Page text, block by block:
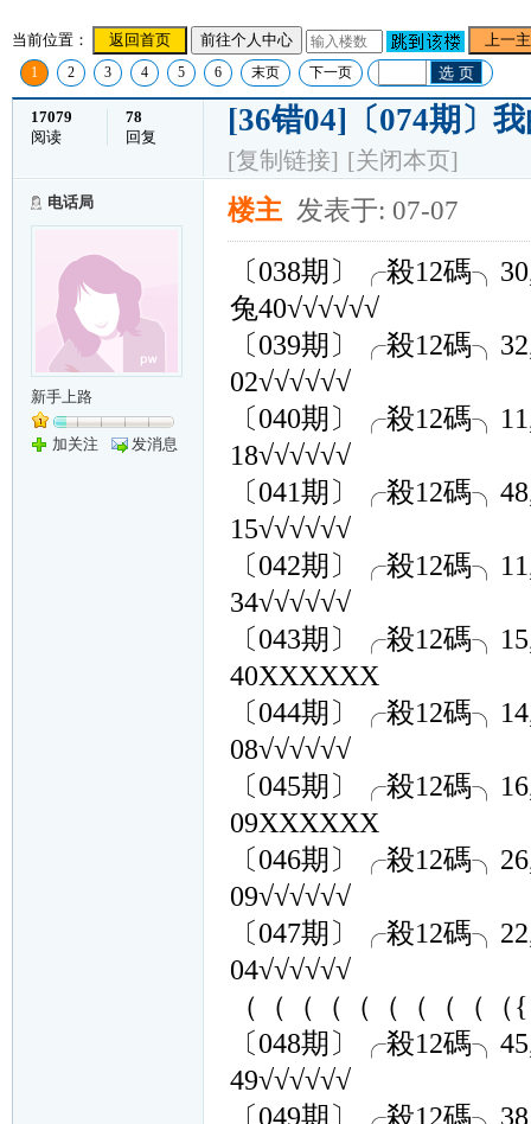
当前位置： 返回首页 前往个人中心 上一
1 2 3 4 5 6 末页 下一页 选 页
17079
阅读
78
回复
[36错04]〔074期〕
[复制链接] [关闭本页]
电话局
新手上路
加关注 发消息
楼主 发表于: 07-07
〔038期〕╭殺12碼
兔40√√√√√√
〔039期〕╭殺12碼
02√√√√√√
〔040期〕╭殺12碼
18√√√√√√
〔041期〕╭殺12碼
15√√√√√√
〔042期〕╭殺12碼
34√√√√√√
〔043期〕╭殺12碼
40XXXXXX
〔044期〕╭殺12碼
08√√√√√√
〔045期〕╭殺12碼
09XXXXXX
〔046期〕╭殺12碼
09√√√√√√
〔047期〕╭殺12碼
04√√√√√√
（（（（（（（（（
〔048期〕╭殺12碼
49√√√√√√
〔049期〕╭殺12碼